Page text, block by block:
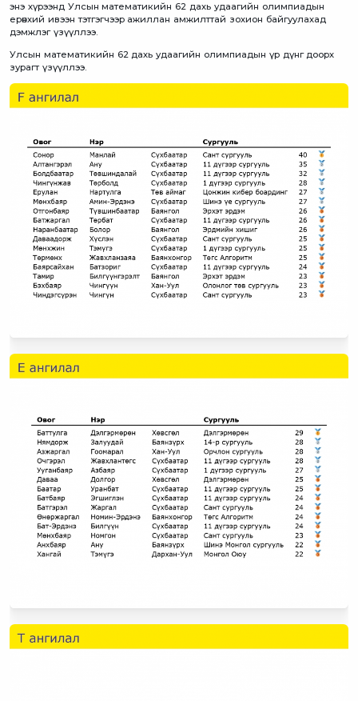
энэ хүрээнд Улсын математикийн 62 дахь удаагийн олимпиадын
ерөнхий ивээн тэтгэгчээр ажиллан амжилттай зохион байгуулахад
дэмжлэг үзүүллээ.
Улсын математикийн 62 дахь удаагийн олимпиадын үр дүнг доорх
зурагт үзүүллээ.